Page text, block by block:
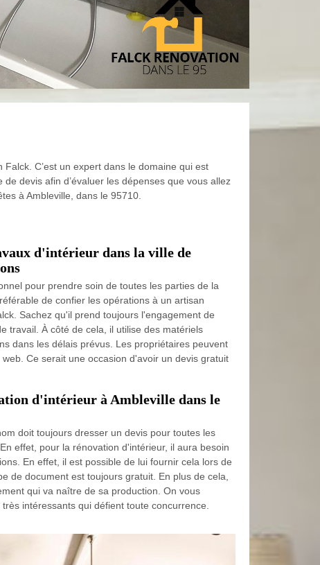
C’est un expert dans le domaine qui est
devis afin d’évaluer les dépenses que vous allez
à Ambleville, dans le 95710.
d'intérieur dans la ville de
pour prendre soin de toutes les parties de la
de confier les opérations à un artisan
Sachez qu'il prend toujours l'engagement de
travail. À côté de cela, il utilise des matériels
dans les délais prévus. Les propriétaires peuvent
Ce serait une occasion d'avoir un devis gratuit
d'intérieur à Ambleville dans le
doit toujours dresser un devis pour toutes les
effet, pour la rénovation d'intérieur, il aura besoin
En effet, il est possible de lui fournir cela lors de
de document est toujours gratuit. En plus de cela,
qui va naître de sa production. On vous
intéressants qui défient toute concurrence.